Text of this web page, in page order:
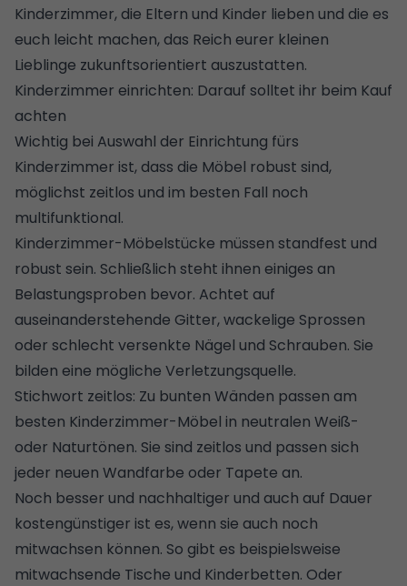
Kinderzimmer, die Eltern und Kinder lieben und die es
euch leicht machen, das Reich eurer kleinen
Lieblinge zukunftsorientiert auszustatten.
Kinderzimmer einrichten: Darauf solltet ihr beim Kauf
achten
Wichtig bei Auswahl der Einrichtung fürs
Kinderzimmer ist, dass die Möbel robust sind,
möglichst zeitlos und im besten Fall noch
multifunktional.
Kinderzimmer-Möbelstücke müssen standfest und
robust sein. Schließlich steht ihnen einiges an
Belastungsproben bevor. Achtet auf
auseinanderstehende Gitter, wackelige Sprossen
oder schlecht versenkte Nägel und Schrauben. Sie
bilden eine mögliche Verletzungsquelle.
Stichwort zeitlos: Zu bunten Wänden passen am
besten Kinderzimmer-Möbel in neutralen Weiß-
oder Naturtönen. Sie sind zeitlos und passen sich
jeder neuen Wandfarbe oder Tapete an.
Noch besser und nachhaltiger und auch auf Dauer
kostengünstiger ist es, wenn sie auch noch
mitwachsen können. So gibt es beispielsweise
mitwachsende Tische und Kinderbetten. Oder